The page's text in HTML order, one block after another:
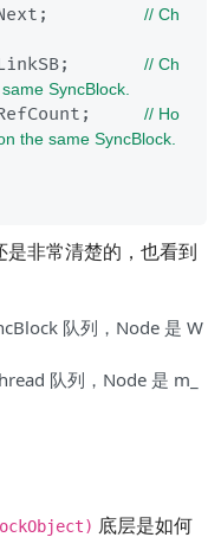
m_Next;
// Ch
m_LinkSB;
// Ch
SyncBlock.
m_RefCount;
// Ho
the same SyncBlock.
非常清楚的，也看到
队列，Node 是 W
队列，Node 是 m_
底层是如何